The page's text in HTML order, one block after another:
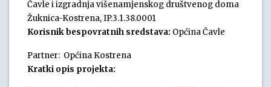
Čavle i izgradnja višenamjenskog društvenog doma
Žuknica-Kostrena, IP.3.1.38.0001
Korisnik bespovratnih sredstava: Općina Čavle
Partner: Općina Kostrena
Kratki opis projekta: